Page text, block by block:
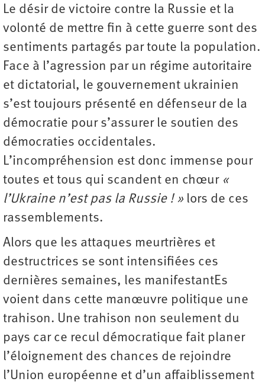
Le désir de victoire contre la Russie et la
volonté de mettre fin à cette guerre sont des
sentiments partagés par toute la population.
Face à l’agression par un régime autoritaire
et dictatorial, le gouvernement ukrainien
s’est toujours présenté en défenseur de la
démocratie pour s’assurer le soutien des
démocraties occidentales.
L’incompréhension est donc immense pour
toutes et tous qui scandent en chœur «
l’Ukraine n’est pas la Russie ! » lors de ces
rassemblements.
Alors que les attaques meurtrières et
destructrices se sont intensifiées ces
dernières semaines, les manifestantEs
voient dans cette manœuvre politique une
trahison. Une trahison non seulement du
pays car ce recul démocratique fait planer
l’éloignement des chances de rejoindre
l’Union européenne et d’un affaiblissement